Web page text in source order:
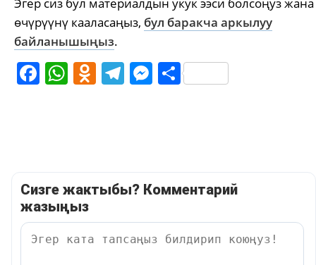
өчүрүүнү кааласаңыз, бул баракча аркылуу
байланышыңыз.
Facebook
WhatsApp
Odnoklassniki
Telegram
Messenger
Share
Сизге жактыбы? Комментарий
жазыңыз